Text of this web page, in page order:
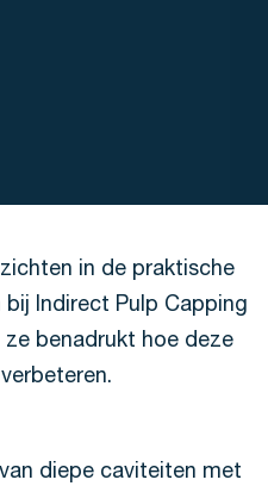
in de praktische
Indirect Pulp Capping
ze benadrukt hoe deze
diepe caviteiten met